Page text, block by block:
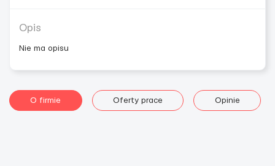
Opis
Nie ma opisu
O firmie Oferty prace Opinie